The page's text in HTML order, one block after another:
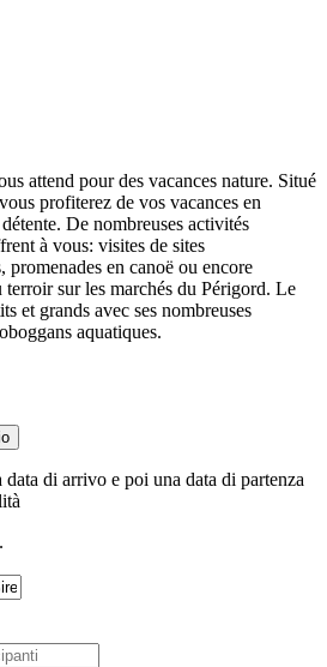
attend pour des vacances nature. Situé
profiterez de vos vacances en
De nombreuses activités
à vous: visites de sites
promenades en canoë ou encore
terroir sur les marchés du Périgord. Le
et grands avec ses nombreuses
aquatiques.
data di arrivo e poi una data di partenza